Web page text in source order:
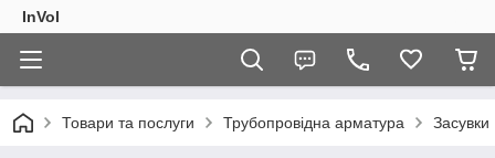
InVol
Товари та послуги Трубопровідна арматура Засувки